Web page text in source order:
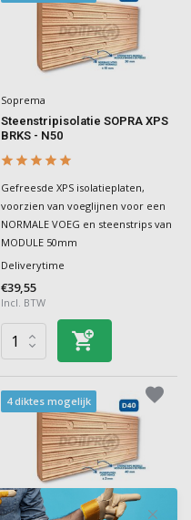
Soprema
Steenstripisolatie SOPRA XPS
BRKS - N50
Gefreesde XPS isolatieplaten,
voorzien van voeglijnen voor een
NORMALE VOEG en steenstrips van
MODULE 50mm
Deliverytime
€39,55
Incl. BTW
4 diktes mogelijk
Soprema